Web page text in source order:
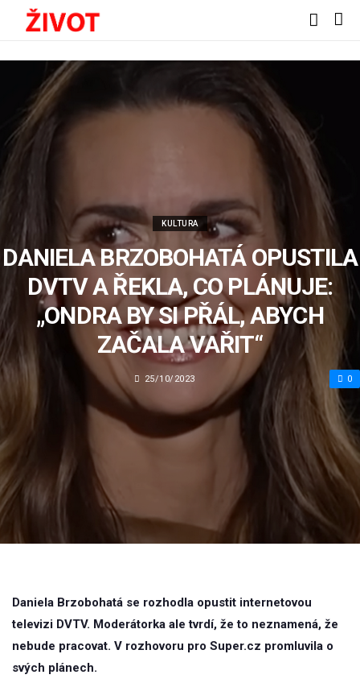
KULTURA
DANIELA BRZOBOHATÁ OPUSTILA
DVTV A ŘEKLA, CO PLÁNUJE:
„ONDRA BY SI PŘÁL, ABYCH
ZAČALA VAŘIT“
25/10/2023 0
Daniela Brzobohatá se rozhodla opustit internetovou
televizi DVTV. Moderátorka ale tvrdí, že to neznamená, že
nebude pracovat. V rozhovoru pro Super.cz promluvila o
svých plánech.